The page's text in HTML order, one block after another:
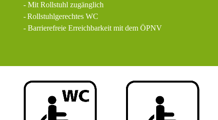
- Mit Rollstuhl zugänglich
-Rollstuhlgerechtes WC
- Barrierefreie Erreichbarkeit mit dem ÖPNV